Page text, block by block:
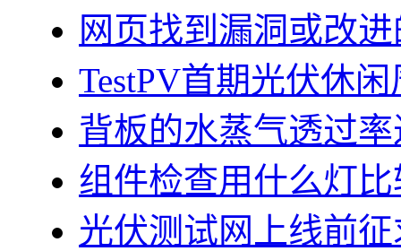
网页找到漏洞或改
TestPV首期光伏休
背板的水蒸气透过
组件检查用什么灯
光伏测试网上线前